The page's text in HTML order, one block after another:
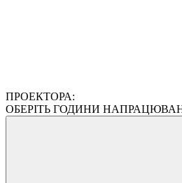
ПРОЕКТОРА:
ОБЕРІТЬ ГОДИНИ